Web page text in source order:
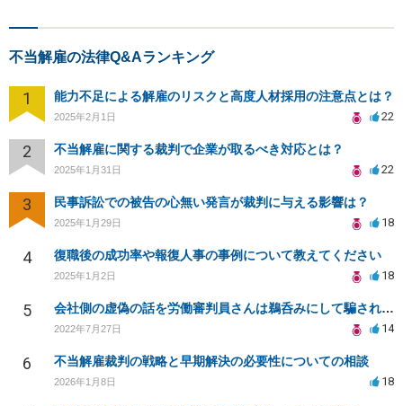
不当解雇の法律Q&Aランキング
1 能力不足による解雇のリスクと高度人材採用の注意点とは？
2025年2月1日 22
2 不当解雇に関する裁判で企業が取るべき対応とは？
2025年1月31日 22
3 民事訴訟での被告の心無い発言が裁判に与える影響は？
2025年1月29日 18
4 復職後の成功率や報復人事の事例について教えてください
2025年1月2日 18
5 会社側の虚偽の話を労働審判員さんは鵜呑みにして騙されてしまいました。
2022年7月27日 14
6 不当解雇裁判の戦略と早期解決の必要性についての相談
2026年1月8日 18